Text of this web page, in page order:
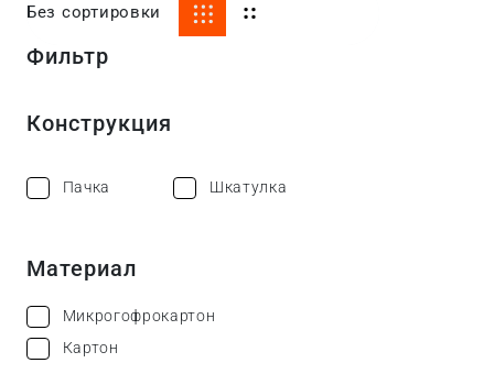
Без сортировки
Фильтр
Конструкция
Пачка Шкатулка
Материал
Микрогофрокартон
Картон